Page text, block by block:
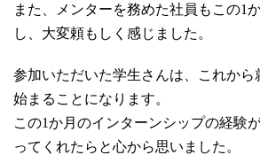
また、メンターを務めた社員もこの1
し、大変頼もしく感じました。
参加いただいた学生さんは、これから
始まることになります。
この1か月のインターンシップの経験
ってくれたらと心から思いました。